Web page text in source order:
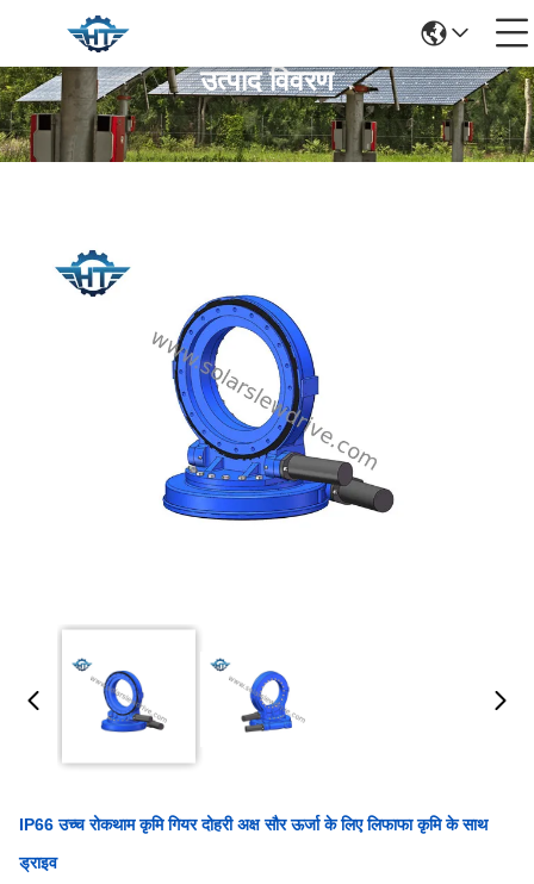
उत्पाद विवरण
IP66 उच्च रोकथाम कृमि गियर दोहरी अक्ष सौर ऊर्जा के लिए लिफाफा कृमि के साथ
ड्राइव